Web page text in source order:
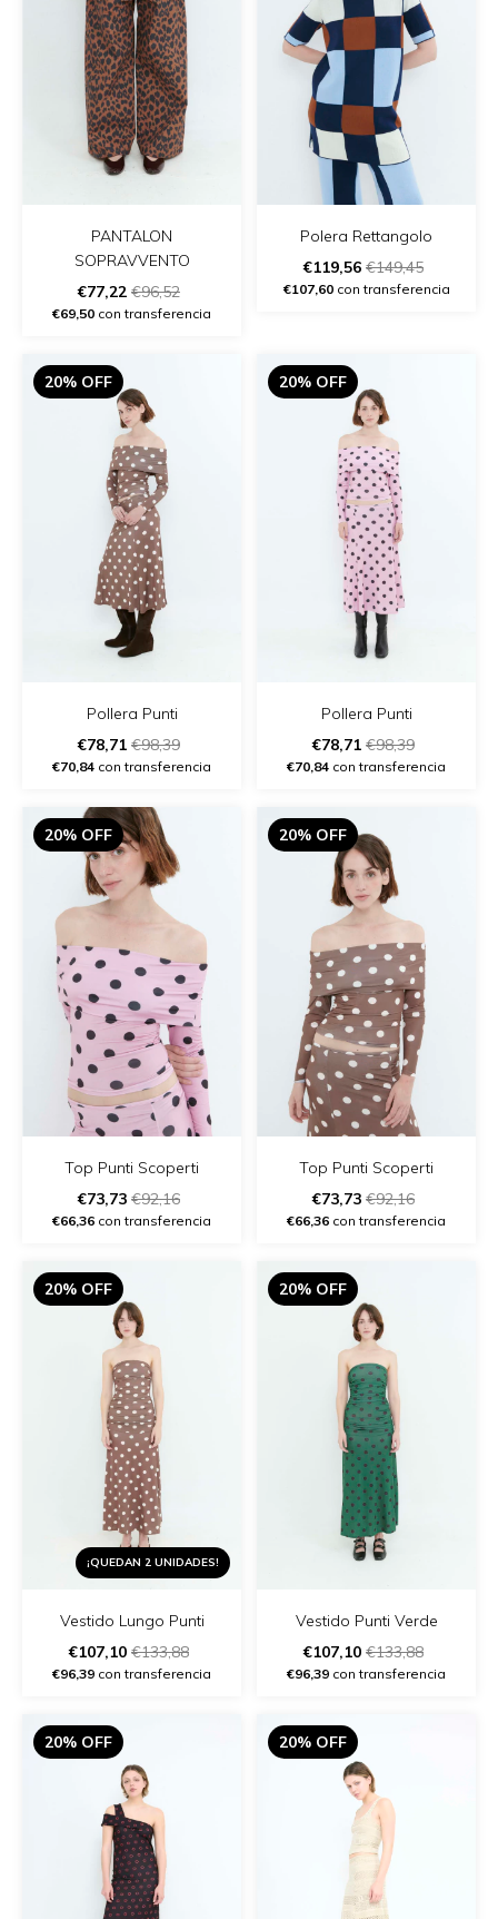
PANTALON
SOPRAVVENTO
€77,22 €96,52
€69,50 con transferencia
Polera Rettangolo
€119,56 €149,45
€107,60con transferencia
20% OFF
Pollera Punti
€78,71 €98,39
€70,84 con transferencia
20% OFF
Pollera Punti
€78,71 €98,39
€70,84 con transferencia
20% OFF
Top Punti Scoperti
€73,73 €92,16
€66,36 con transferencia
20% OFF
Top Punti Scoperti
€73,73 €92,16
€66,36 con transferencia
20% OFF
¡QUEDAN 2 UNIDADES!
Vestido Lungo Punti
€107,10 €133,88
€96,39 con transferencia
20% OFF
Vestido Punti Verde
€107,10 €133,88
€96,39 con transferencia
20% OFF 20% OFF